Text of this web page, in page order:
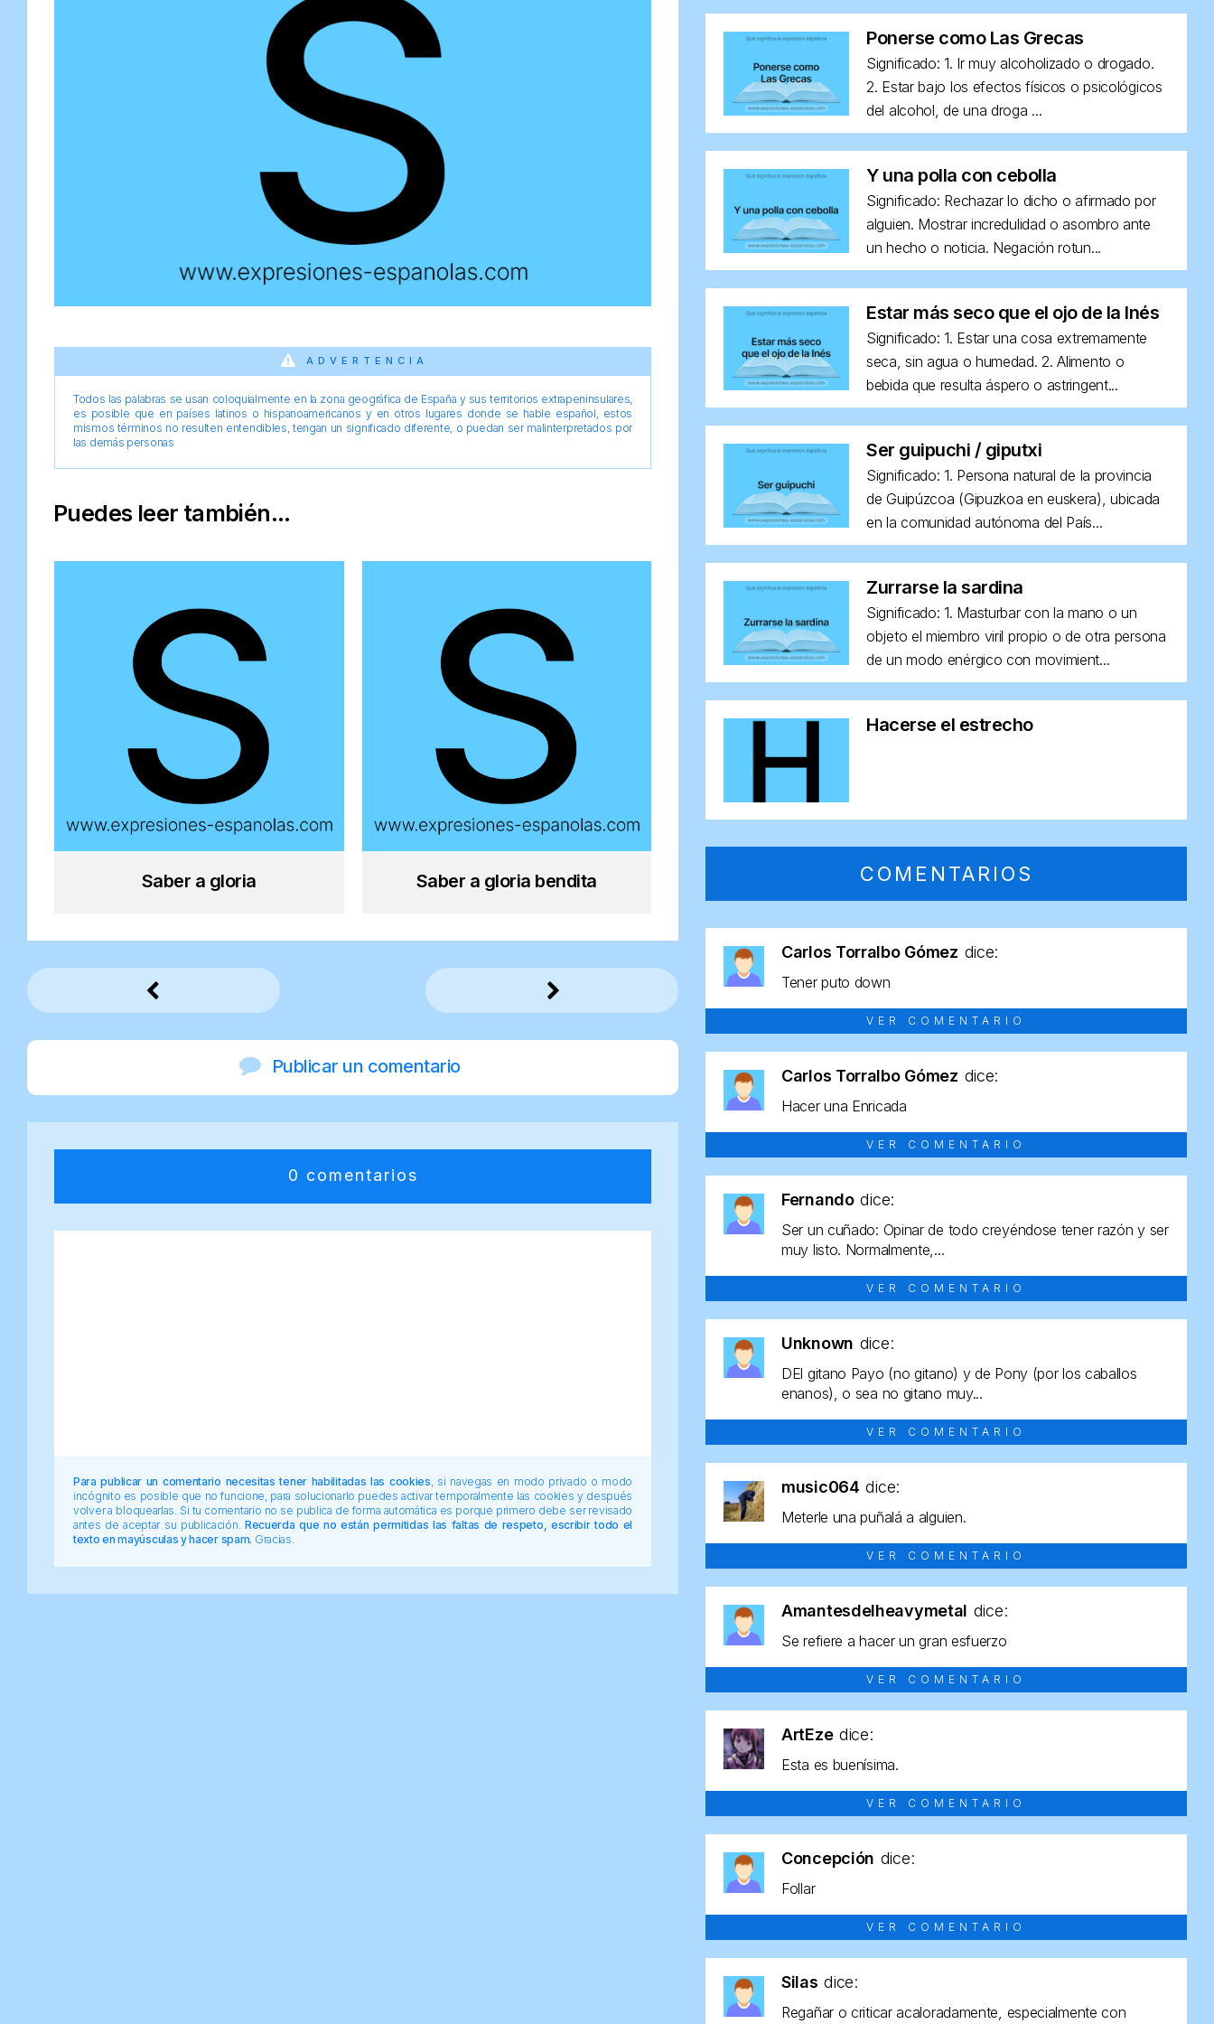
ADVERTENCIA
Todos las palabras se usan coloquialmente en la zona geográfica de España y sus territorios extrapeninsulares,
es posible que en países latinos o hispanoamericanos y en otros lugares donde se hable español, estos
mismos términos no resulten entendibles, tengan un significado diferente, o puedan ser malinterpretados por
las demás personas
Puedes leer también...
Saber a gloria Saber a gloria bendita
Publicar un comentario
0 comentarios
Para publicar un comentario necesitas tener habilitadas las cookies , si navegas en modo privado o modo
incógnito es posible que no funcione, para solucionarlo puedes activar temporalmente las cookies y después
volver a bloquearlas. Si tu comentario no se publica de forma automática es porque primero debe ser revisado
antes de aceptar su publicación. Recuerda que no están permitidas las faltas de respeto, escribir todo el
texto en mayúsculas y hacer spam. Gracias.
Ponerse como Las Grecas
Significado: 1. Ir muy alcoholizado o drogado.
2. Estar bajo los efectos físicos o psicológicos
del alcohol, de una droga ...
Y una polla con cebolla
Significado: Rechazar lo dicho o afirmado por
alguien. Mostrar incredulidad o asombro ante
un hecho o noticia. Negación rotun...
Estar más seco que el ojo de la Inés
Significado: 1. Estar una cosa extremamente
seca, sin agua o humedad. 2. Alimento o
bebida que resulta áspero o astringent...
Ser guipuchi / giputxi
Significado: 1. Persona natural de la provincia
de Guipúzcoa (Gipuzkoa en euskera), ubicada
en la comunidad autónoma del País...
Zurrarse la sardina
Significado: 1. Masturbar con la mano o un
objeto el miembro viril propio o de otra persona
de un modo enérgico con movimient...
Hacerse el estrecho
COMENTARIOS
Carlos Torralbo Gómez dice:
Tener puto down
VER COMENTARIO
Carlos Torralbo Gómez dice:
Hacer una Enricada
VER COMENTARIO
Fernando dice:
Ser un cuñado: Opinar de todo creyéndose tener razón y ser
muy listo. Normalmente,...
VER COMENTARIO
Unknown dice:
DEl gitano Payo (no gitano) y de Pony (por los caballos
enanos), o sea no gitano muy...
VER COMENTARIO
music064 dice:
Meterle una puñalá a alguien.
VER COMENTARIO
Amantesdelheavymetal dice:
Se refiere a hacer un gran esfuerzo
VER COMENTARIO
ArtEze dice:
Esta es buenísima.
VER COMENTARIO
Concepción dice:
Follar
VER COMENTARIO
Silas dice:
Regañar o criticar acaloradamente, especialmente con